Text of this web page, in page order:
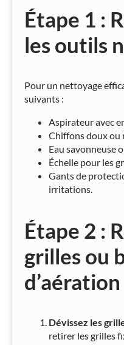
Étape 1 :
les outils
Pour un nettoyage
suivants :
Aspirateur avec
Chiffons doux ou
Eau savonneuse
Échelle pour les
Gants de
irritations.
Étape 2 :
grilles ou
d’aération
Dévissez les
retirer les grilles